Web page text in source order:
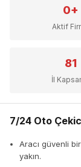
0+
Aktif
81
İl
7/24 Oto
Aracı güvenli
yakın.